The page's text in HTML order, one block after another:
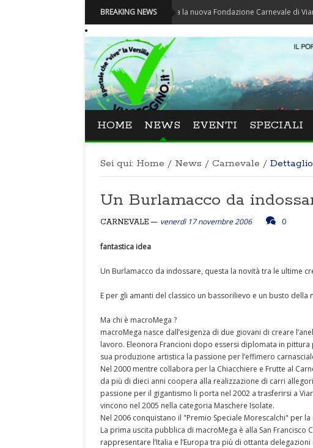
BREAKING NEWS
Carnevale - Nominata la nuova Fondazione Carnevale di Viareggio
HOME NEWS EVENTI SPECIALI
Sei qui: Home / News / Carnevale / Dettaglio
Un Burlamacco da
CARNEVALE venerdì 17 novembre 2006 0
fantastica idea
Un Burlamacco da indossare, questa la novità tra le ultime
E per gli amanti del classico un bassorilievo e un busto della
Ma chi è macroMega ?
macroMega nasce dall’esigenza di due giovani di creare
lavoro. Eleonora Francioni dopo essersi diplomata in pittura
sua produzione artistica la passione per l’effimero
Nel 2000 mentre collabora per la Chiacchiere e Frutte al
da più di dieci anni coopera alla realizzazione di carri
passione per il gigantismo li porta nel 2002 a trasferirsi a
vincono nel 2005 nella categoria Maschere Isolate.
Nel 2006 conquistano il "Premio Speciale Morescalchi" per
La prima uscita pubblica di macroMega è alla San Francisco
rappresentare l’Italia e l’Europa tra più di ottanta